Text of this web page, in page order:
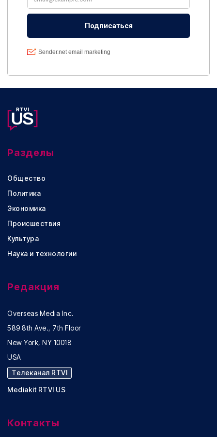
Разделы
Общество
Политика
Экономика
Происшествия
Культура
Наука и технологии
Редакция
Overseas Media Inc.
589 8th Ave., 7th Floor
New York, NY 10018
USA
Телеканал RTVI
Mediakit RTVI US
Контакты